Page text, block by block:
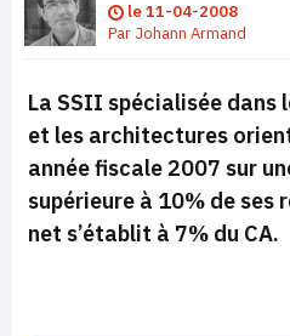
le11-04-2008
Par Johann Armand
La SSII spécialisée
et les architectures
année fiscale 2007 sur
supérieure à 10% de ses
net s’établit à 7% du CA.